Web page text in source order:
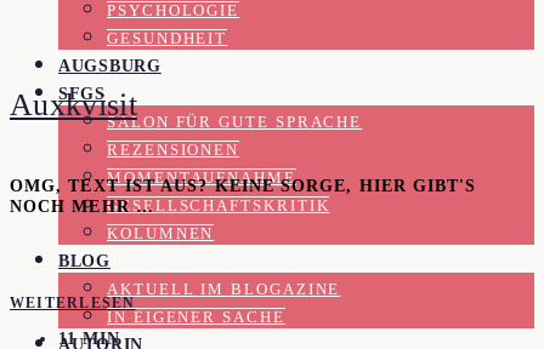
PSYCHOLOGIE
GESUNDHEIT
AUGSBURG
SFGS
SALON FÜR GUTE SPRACHE
REZENSIONEN
MOMENTAUFNAHME
GESELLSCHAFTSKRITIK
KOLUMNEN
BLOG
AKTUELL IM BLOGAZINE
IN EIGENER SACHE
AUTORIN
Auxkvisit
OMG, TEXT IST AUS? KEINE SORGE, HIER GIBT'S
NOCH MEHR …
WEITERLESEN
11 MIN